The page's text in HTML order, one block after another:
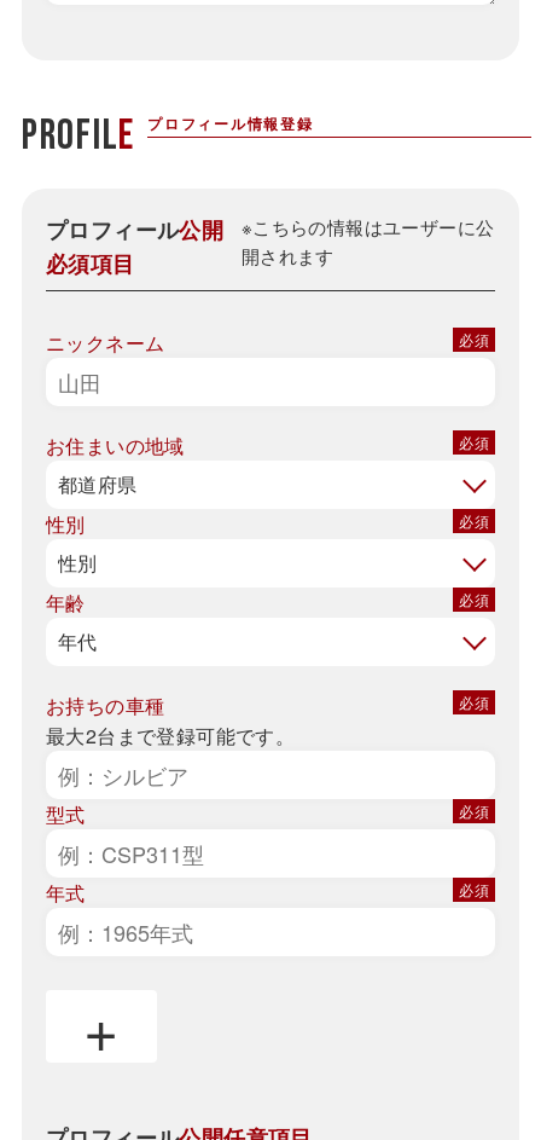
PROFILE
プロフィール公開
必須項目
※こちらの情報はユーザーに公
開されます
ニックネーム
お住まいの地域
性別
年齢
お持ちの車種
最大2台まで登録可能です。
型式
年式
+